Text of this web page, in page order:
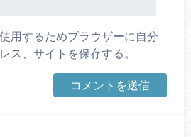
用するためブラウザーに自分
ス、サイトを保存する。